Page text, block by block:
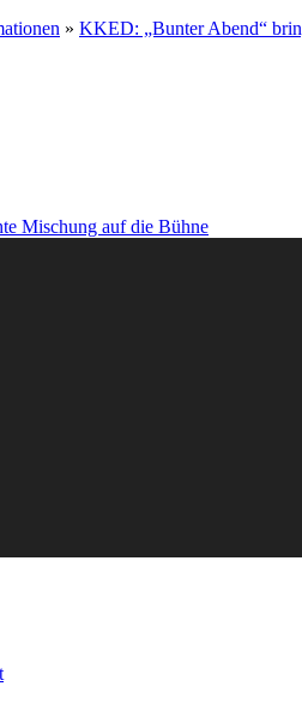
» KKED: „Bunter Abend“
Mischung auf die Bühne